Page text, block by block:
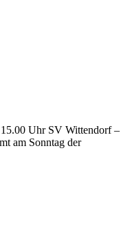
Uhr SV Wittendorf –
am Sonntag der